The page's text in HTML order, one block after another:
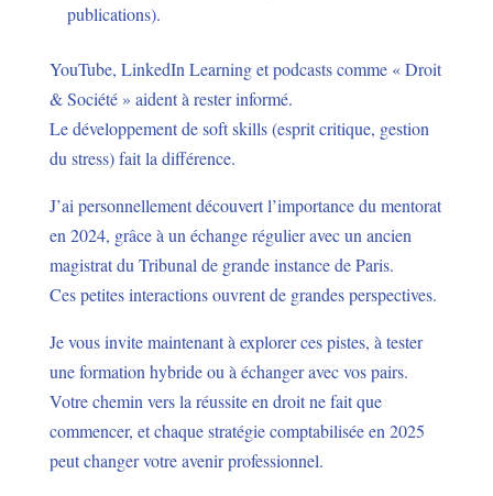
publications).
YouTube, LinkedIn Learning et podcasts comme « Droit
& Société » aident à rester informé.
Le développement de soft skills (esprit critique, gestion
du stress) fait la différence.
J’ai personnellement découvert l’importance du mentorat
en 2024, grâce à un échange régulier avec un ancien
magistrat du Tribunal de grande instance de Paris.
Ces petites interactions ouvrent de grandes perspectives.
Je vous invite maintenant à explorer ces pistes, à tester
une formation hybride ou à échanger avec vos pairs.
Votre chemin vers la réussite en droit ne fait que
commencer, et chaque stratégie comptabilisée en 2025
peut changer votre avenir professionnel.